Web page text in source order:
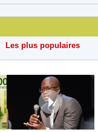
Les plus populaires